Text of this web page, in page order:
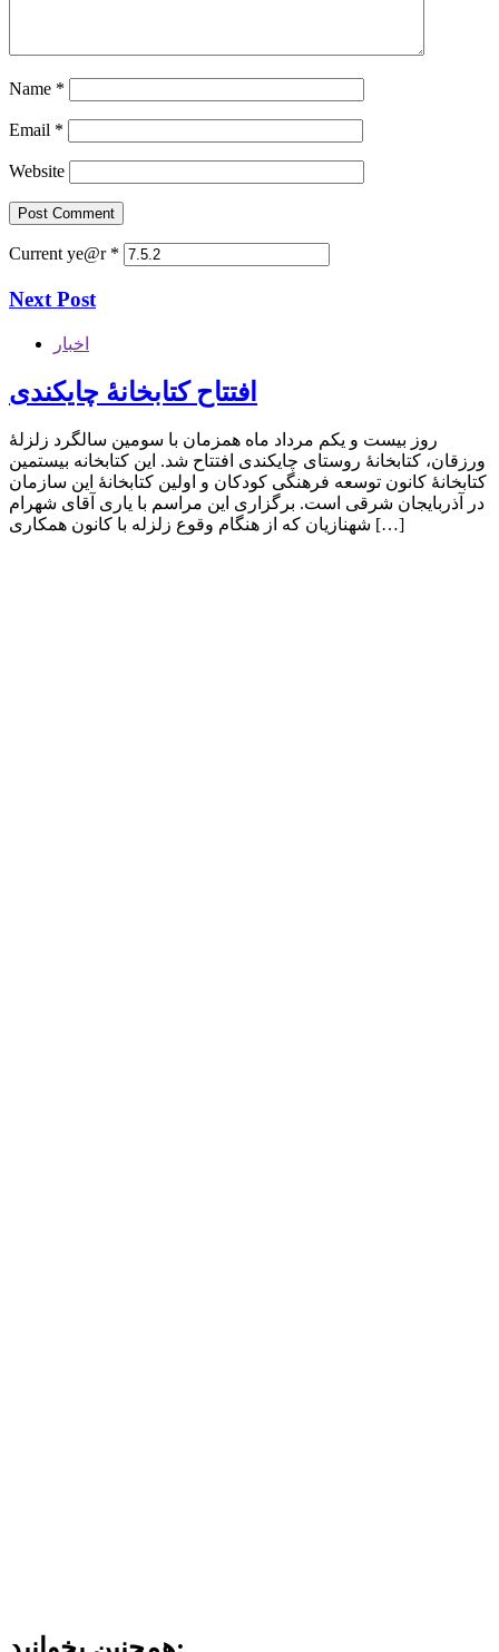
Name *
Email *
Website
Current ye@r *
Next Post
اخبار
افتتاح کتابخانۀ چایکندی
روز بیست و یکم مرداد ماه همزمان با سومین سالگرد زلزلۀ
ورزقان، کتابخانۀ روستای چایکندی افتتاح شد. این کتابخانه بیستمین
کتابخانۀ کانون توسعه فرهنگی کودکان و اولین کتابخانۀ این سازمان
در آذربایجان شرقی است. برگزاری این مراسم با یاری آقای شهرام
شهنازیان که از هنگام وقوع زلزله با کانون همکاری […]